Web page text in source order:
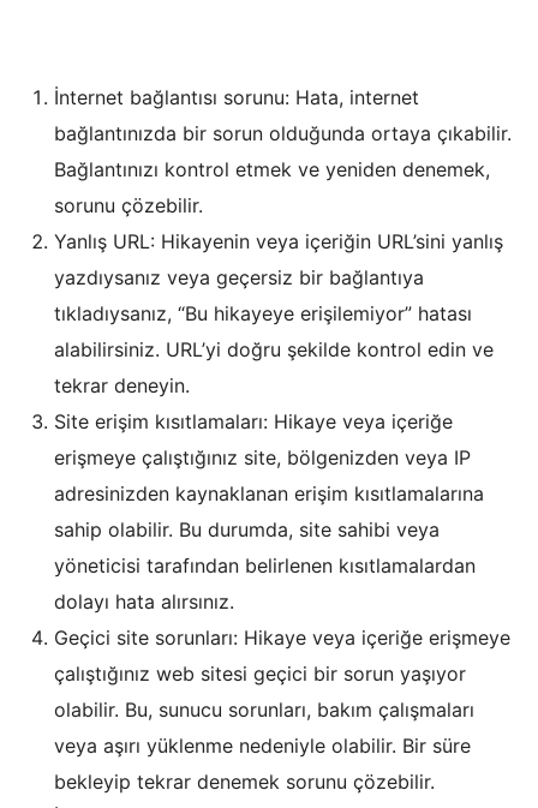
İnternet bağlantısı sorunu: Hata, internet
bağlantınızda bir sorun olduğunda ortaya çıkabilir.
Bağlantınızı kontrol etmek ve yeniden denemek,
sorunu çözebilir.
Yanlış URL: Hikayenin veya içeriğin URL’sini yanlış
yazdıysanız veya geçersiz bir bağlantıya
tıkladıysanız, “Bu hikayeye erişilemiyor” hatası
alabilirsiniz. URL’yi doğru şekilde kontrol edin ve
tekrar deneyin.
Site erişim kısıtlamaları: Hikaye veya içeriğe
erişmeye çalıştığınız site, bölgenizden veya IP
adresinizden kaynaklanan erişim kısıtlamalarına
sahip olabilir. Bu durumda, site sahibi veya
yöneticisi tarafından belirlenen kısıtlamalardan
dolayı hata alırsınız.
Geçici site sorunları: Hikaye veya içeriğe erişmeye
çalıştığınız web sitesi geçici bir sorun yaşıyor
olabilir. Bu, sunucu sorunları, bakım çalışmaları
veya aşırı yüklenme nedeniyle olabilir. Bir süre
bekleyip tekrar denemek sorunu çözebilir.